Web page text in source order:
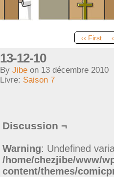
‹‹ First
13-12-10
By Jibe on 13 décembre 2010
Livre: Saison 7
Discussion ¬
Warning: Undefined
/home/chezjibe/www/
content/themes/